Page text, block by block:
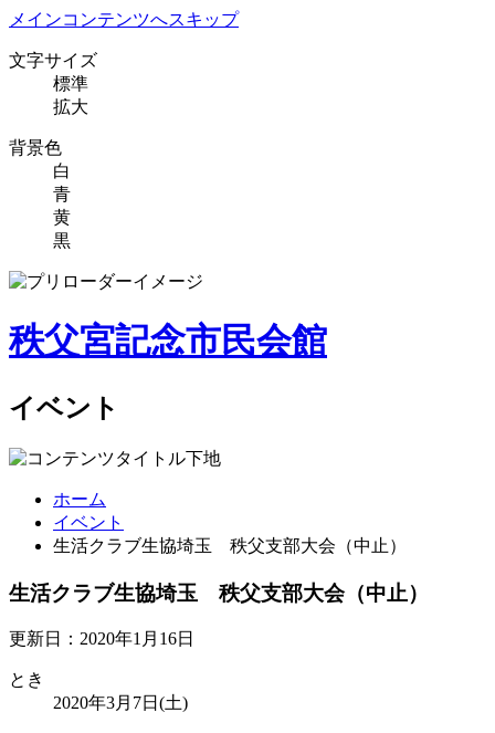
メインコンテンツへスキップ
文字サイズ
標準
拡大
背景色
白
青
黄
黒
秩父宮記念市民会館
イベント
ホーム
イベント
生活クラブ生協埼玉 秩父支部大会（中止）
生活クラブ生協埼玉 秩父支部大会（中止）
更新日：2020年1月16日
とき
2020年3月7日(土)